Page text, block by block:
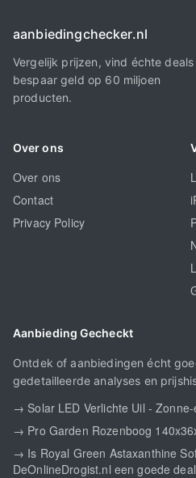
aanbiedingchecker.nl
Vergelijk prijzen, vind échte deals
bespaar geld op 60 miljoen
producten.
Over ons
Over ons
Contact
Privacy Policy
Aanbieding Gecheckt
Ontdek of aanbiedingen écht
gedetailleerde analyses en
→ Solar LED Verlichte Uil -
→ Pro Garden Rozenboog
→ Is Royal Green Astaxanthine
DeOnlineDrogist.nl een goede